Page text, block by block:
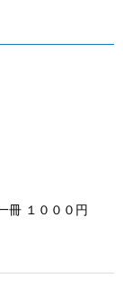
１０００円